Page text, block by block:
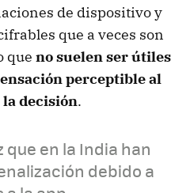
de dispositivo y
que a veces son
que no suelen ser útiles
perceptible al
decisión.
que en la India han
debido a